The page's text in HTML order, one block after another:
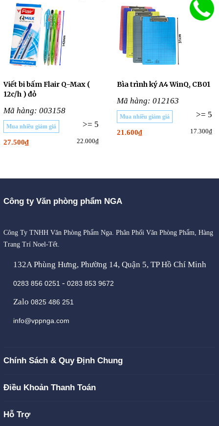
Viết bi bấm Flair Q-Max (
12c/h ) đỏ
Mã hàng: 003158
>= 5
Mua nhiều giảm giá
27.500₫ 22.000₫
Bìa trình ký A4 WinQ, CB01
Mã hàng: 012163
>= 5
Mua nhiều giảm giá
21.600₫ 17.300₫
Công ty Văn phòng phẩm NGA
Công Ty TNHH Văn Phòng Phẩm Nga. Phân Phối Văn Phòng Phẩm, Hàng
Trang Trí Noel-Tết.
132A Phùng Hưng, Phường 14, Quận 5, TP Hồ Chí Minh
0283 856 0251 - 0283 853 9672
Zalo 0825 486 251
info@vppnga.com
Chính Sách & Quy Định Chung
Điều Khoản Thanh Toán
Hỗ Trợ